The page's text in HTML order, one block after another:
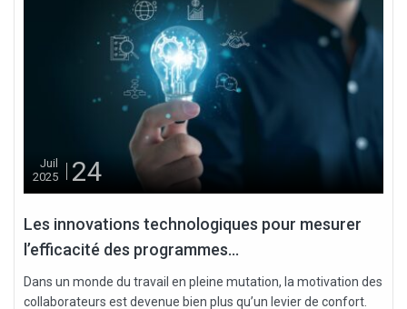
Juil
2025
24
Les innovations technologiques pour mesurer
l’efficacité des programmes...
Dans un monde du travail en pleine mutation, la motivation des
collaborateurs est devenue bien plus qu’un levier de confort.